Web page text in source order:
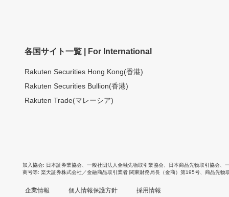
各国サイト一覧 | For International
Rakuten Securities Hong Kong(香港)
Rakuten Securities Bullion(香港)
Rakuten Trade(マレーシア)
加入協会 日本証券業協会 一般社団法人金融先物取引業協会 日本商品先物取引協会
商号等 楽天証券株式会社／金融商品取引業者 関東財務局長（金商）第195号、商品先物
企業情報 個人情報保護方針 採用情報